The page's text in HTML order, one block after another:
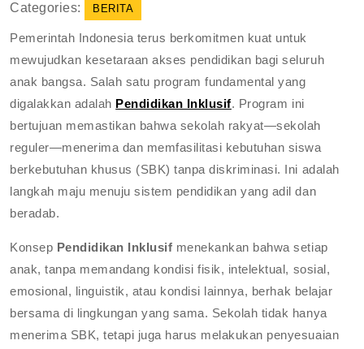
Categories: BERITA
Pemerintah Indonesia terus berkomitmen kuat untuk
mewujudkan kesetaraan akses pendidikan bagi seluruh
anak bangsa. Salah satu program fundamental yang
digalakkan adalah Pendidikan Inklusif. Program ini
bertujuan memastikan bahwa sekolah rakyat—sekolah
reguler—menerima dan memfasilitasi kebutuhan siswa
berkebutuhan khusus (SBK) tanpa diskriminasi. Ini adalah
langkah maju menuju sistem pendidikan yang adil dan
beradab.
Konsep Pendidikan Inklusif menekankan bahwa setiap
anak, tanpa memandang kondisi fisik, intelektual, sosial,
emosional, linguistik, atau kondisi lainnya, berhak belajar
bersama di lingkungan yang sama. Sekolah tidak hanya
menerima SBK, tetapi juga harus melakukan penyesuaian